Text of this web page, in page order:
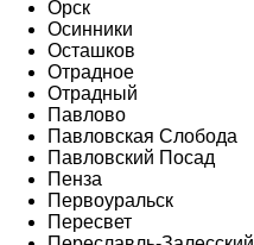
Орск
Осинники
Осташков
Отрадное
Отрадный
Павлово
Павловская Слобода
Павловский Посад
Пенза
Первоуральск
Пересвет